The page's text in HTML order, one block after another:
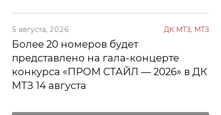
5 августа, 2026 ДК МТЗ, МТЗ
Более 20 номеров будет
представлено на гала-концерте
конкурса «ПРОМ СТАЙЛ — 2026» в ДК
МТЗ 14 августа